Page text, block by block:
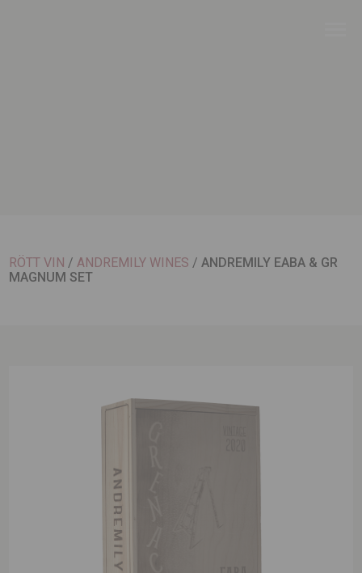
RÖTT VIN /ANDREMILY WINES /ANDREMILY EABA & GR
MAGNUM SET